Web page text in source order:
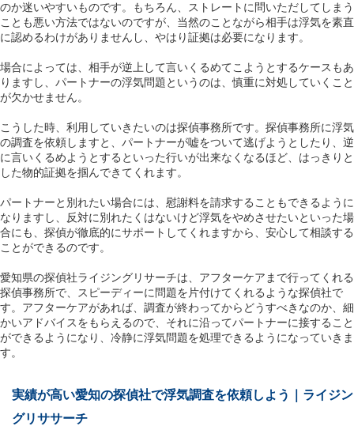
のか迷いやすいものです。もちろん、ストレートに問いただしてしまう
ことも悪い方法ではないのですが、当然のことながら相手は浮気を素直
に認めるわけがありませんし、やはり証拠は必要になります。
場合によっては、相手が逆上して言いくるめてこようとするケースもあ
りますし、パートナーの浮気問題というのは、慎重に対処していくこと
が欠かせません。
こうした時、利用していきたいのは探偵事務所です。探偵事務所に浮気
の調査を依頼しますと、パートナーが嘘をついて逃げようとしたり、逆
に言いくるめようとするといった行いが出来なくなるほど、はっきりと
した物的証拠を掴んできてくれます。
パートナーと別れたい場合には、慰謝料を請求することもできるように
なりますし、反対に別れたくはないけど浮気をやめさせたいといった場
合にも、探偵が徹底的にサポートしてくれますから、安心して相談する
ことができるのです。
愛知県の探偵社ライジングリサーチは、アフターケアまで行ってくれる
探偵事務所で、スピーディーに問題を片付けてくれるような探偵社で
す。アフターケアがあれば、調査が終わってからどうすべきなのか、細
かいアドバイスをもらえるので、それに沿ってパートナーに接すること
ができるようになり、冷静に浮気問題を処理できるようになっていきま
す。
実績が高い愛知の探偵社で浮気調査を依頼しよう｜ライジン
グリササーチ